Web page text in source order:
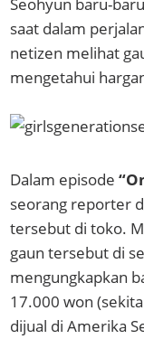
saat dalam
netizen melihat
mengetahui
Dalam episode
seorang reporter
tersebut di toko.
gaun tersebut di
mengungkapkan
17.000 won
dijual di Amerika